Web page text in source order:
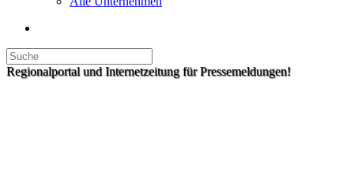
Regionalportal und Internetzeitung für Pressemeldungen!